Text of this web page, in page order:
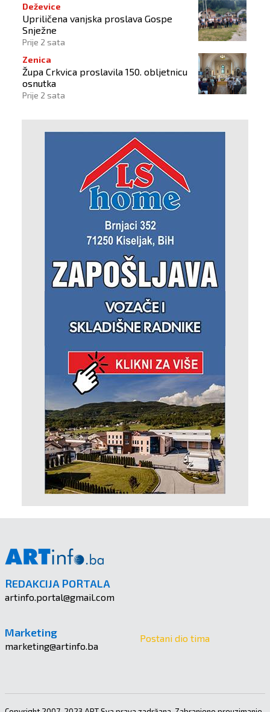
Deževice
Upriličena vanjska proslava Gospe
Snježne
Prije 2 sata
Zenica
Župa Crkvica proslavila 150. obljetnicu
osnutka
Prije 2 sata
REDAKCIJA PORTALA
artinfo.portal@gmail.com
Marketing
marketing@artinfo.ba
Postani dio tima